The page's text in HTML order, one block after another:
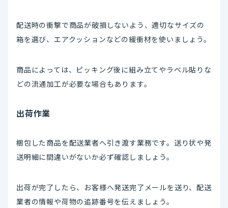
配送時の衝撃で商品が破損しないよう、適切なサイズの
箱を選び、エアクッションなどの緩衝材を使いましょう。
商品によっては、ピッキング後に組み立てやラベル貼りな
どの流通加工が必要な場合もあります。
出荷作業
梱包した商品を配送業者へ引き渡す業務です。送り状や発
送明細に間違いがないか必ず確認しましょう。
出荷が完了したら、お客様へ発送完了メールを送り、配送
業者の情報や荷物の追跡番号を伝えましょう。